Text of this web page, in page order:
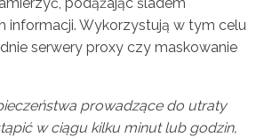
informacji. Wykorzystują w tym celu
serwery proxy czy maskowanie
prowadzące do utraty
w ciągu kilku minut lub godzin,